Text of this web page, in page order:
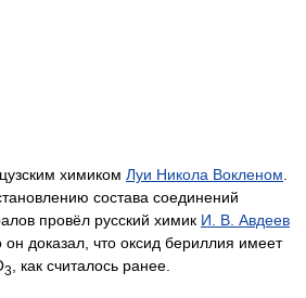
химиком Луи Никола Вокленом
состава соединений
провёл русский химик И. В. Авдеев
доказал, что оксид бериллия имеет
3 , как считалось ранее.